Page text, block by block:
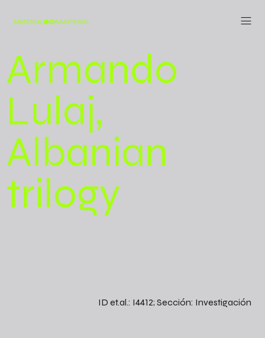
Armando
Lulaj,
Albanian
trilogy
ID et.al.: I4412; Sección: Investigación